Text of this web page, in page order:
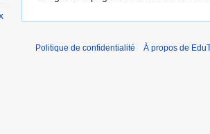
Politique de confidentialité À propos de